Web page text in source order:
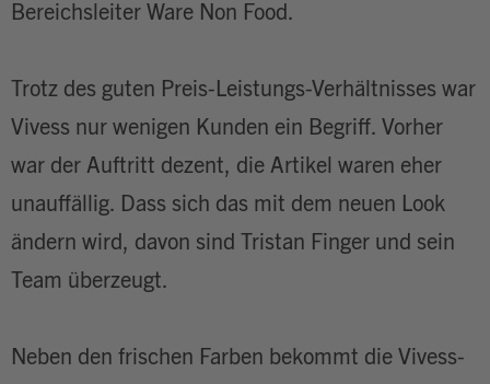
Bereichsleiter Ware Non Food.
Trotz des guten Preis-Leistungs-Verhältnisses war
Vivess nur wenigen Kunden ein Begriff. Vorher
war der Auftritt dezent, die Artikel waren eher
unauffällig. Dass sich das mit dem neuen Look
ändern wird, davon sind Tristan Finger und sein
Team überzeugt.
Neben den frischen Farben bekommt die Vivess-